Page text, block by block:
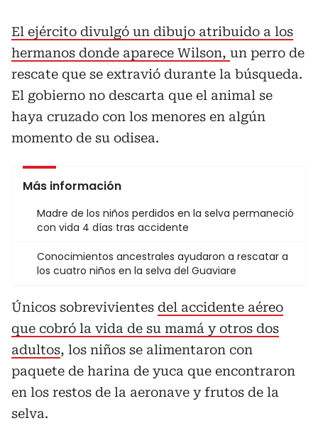
El ejército divulgó un dibujo atribuido a los
hermanos donde aparece Wilson, un perro de
rescate que se extravió durante la búsqueda.
El gobierno no descarta que el animal se
haya cruzado con los menores en algún
momento de su odisea.
Más información
Madre de los niños perdidos en la selva permaneció
con vida 4 días tras accidente
Conocimientos ancestrales ayudaron a rescatar a
los cuatro niños en la selva del Guaviare
Únicos sobrevivientes del accidente aéreo
que cobró la vida de su mamá y otros dos
adultos, los niños se alimentaron con
paquete de harina de yuca que encontraron
en los restos de la aeronave y frutos de la
selva.